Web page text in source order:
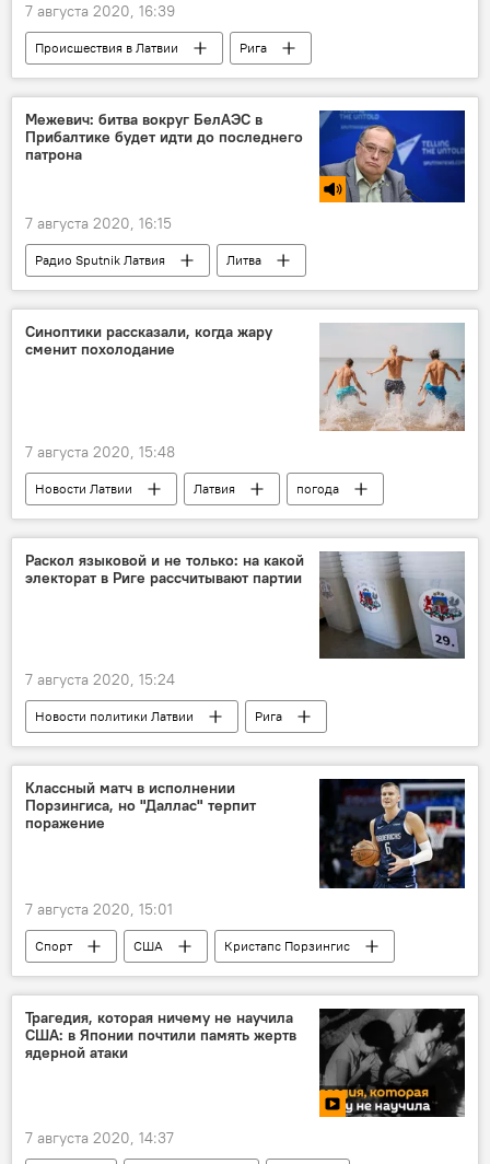
7 августа 2020, 16:39
Происшествия в Латвии
Рига
памятник Пушкину
Межевич: битва вокруг БелАЭС в
Прибалтике будет идти до последнего
патрона
7 августа 2020, 16:15
Радио Sputnik Латвия
Литва
БелАЭС
атомная энергия
Синоптики рассказали, когда жару
сменит похолодание
7 августа 2020, 15:48
Новости Латвии Латвия
погода
Погода в Латвии
Раскол языковой и не только: на какой
электорат в Риге рассчитывают партии
7 августа 2020, 15:24
Новости политики Латвии
Рига
избиратели
Внеочередные выборы в Рижскую думу
Муниципальные выборы 2021 года в Латвии
Классный матч в исполнении
Порзингиса, но "Даллас" терпит
поражение
7 августа 2020, 15:01
Спорт США Кристапс Порзингис
Трагедия, которая ничему не научила
США: в Японии почтили память жертв
ядерной атаки
7 августа 2020, 14:37